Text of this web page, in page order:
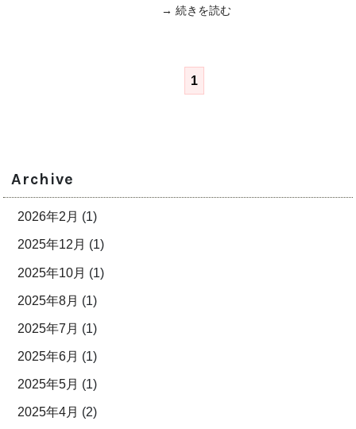
→ 続きを読む
1
Archive
2026年2月 (1)
2025年12月 (1)
2025年10月 (1)
2025年8月 (1)
2025年7月 (1)
2025年6月 (1)
2025年5月 (1)
2025年4月 (2)